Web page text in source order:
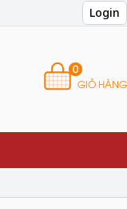
Login
GIỎ HÀNG
0